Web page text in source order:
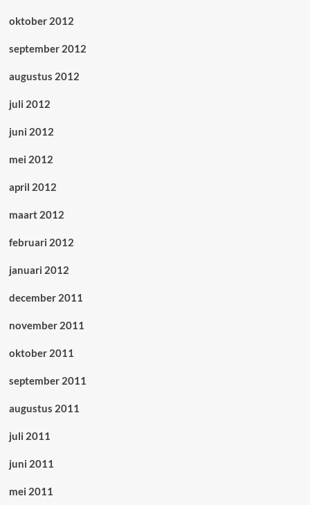
oktober 2012
september 2012
augustus 2012
juli 2012
juni 2012
mei 2012
april 2012
maart 2012
februari 2012
januari 2012
december 2011
november 2011
oktober 2011
september 2011
augustus 2011
juli 2011
juni 2011
mei 2011